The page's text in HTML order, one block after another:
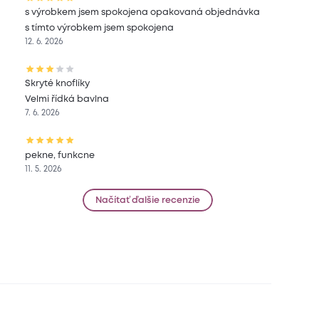
s výrobkem jsem spokojena opakovaná objednávka
s tímto výrobkem jsem spokojena
12. 6. 2026
Skryté knoflíky
Velmi řídká bavlna
7. 6. 2026
pekne, funkcne
11. 5. 2026
Načítať ďalšie recenzie